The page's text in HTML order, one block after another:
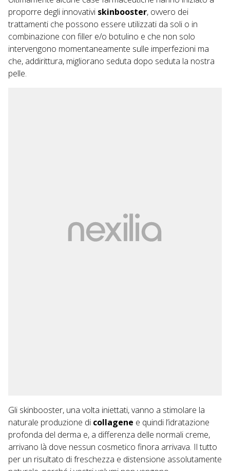
proporre degli innovativi skinbooster, ovvero dei
trattamenti che possono essere utilizzati da soli o in
combinazione con filler e/o botulino e che non solo
intervengono momentaneamente sulle imperfezioni ma
che, addirittura, migliorano seduta dopo seduta la nostra
pelle.
Gli skinbooster, una volta iniettati, vanno a stimolare la
naturale produzione di collagene e quindi l’idratazione
profonda del derma e, a differenza delle normali creme,
arrivano là dove nessun cosmetico finora arrivava. Il tutto
per un risultato di freschezza e distensione assolutamente